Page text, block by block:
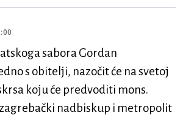
sabora Gordan
s obitelji, nazočit će na svetoj
koju će predvoditi mons.
nadbiskup i metropolit